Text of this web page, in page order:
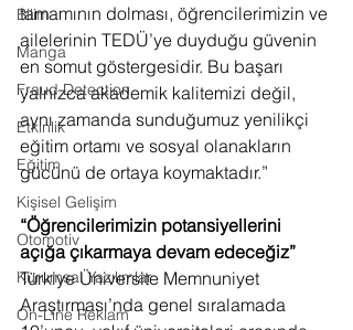
Bilim
Manga
Fraud Detection
Etkinlik
Eğitim
Kişisel Gelişim
Otomotiv
Kurumsal Yazılımlar
On-Line Reklam
tamamının dolması, öğrencilerimizin ve
ailelerinin TEDÜ’ye duyduğu güvenin
en somut göstergesidir. Bu başarı
yalnızca akademik kalitemizi değil,
aynı zamanda sunduğumuz yenilikçi
eğitim ortamı ve sosyal olanakların
gücünü de ortaya koymaktadır.”
“Öğrencilerimizin potansiyellerini
açığa çıkarmaya devam edeceğiz”
Türkiye Üniversite Memnuniyet
Araştırması’nda genel sıralamada